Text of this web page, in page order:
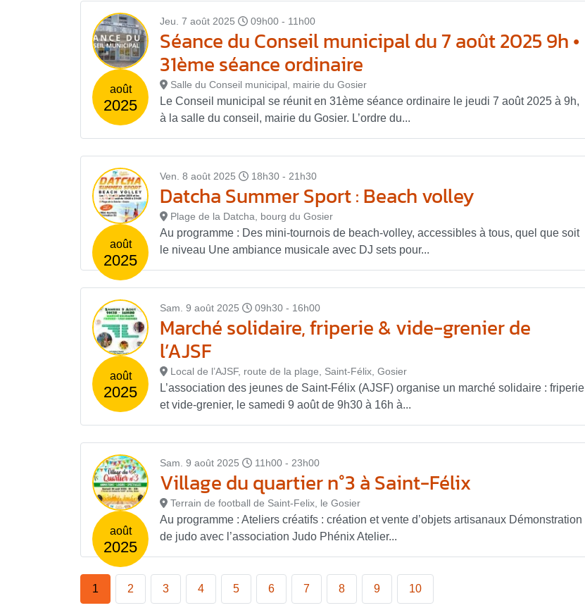
août
2025
Jeu. 7 août 2025 09h00 - 11h00
Séance du Conseil municipal du 7 août 2025 9h •
31ème séance ordinaire
Salle du Conseil municipal, mairie du Gosier
Le Conseil municipal se réunit en 31ème séance ordinaire le jeudi 7 août 2025 à 9h,
à la salle du conseil, mairie du Gosier. L’ordre du...
août
2025
Ven. 8 août 2025 18h30 - 21h30
Datcha Summer Sport : Beach volley
Plage de la Datcha, bourg du Gosier
Au programme : Des mini-tournois de beach-volley, accessibles à tous, quel que soit
le niveau Une ambiance musicale avec DJ sets pour...
août
2025
Sam. 9 août 2025 09h30 - 16h00
Marché solidaire, friperie & vide-grenier de
l’AJSF
Local de l’AJSF, route de la plage, Saint-Félix, Gosier
L’association des jeunes de Saint-Félix (AJSF) organise un marché solidaire : friperie
et vide-grenier, le samedi 9 août de 9h30 à 16h à...
août
2025
Sam. 9 août 2025 11h00 - 23h00
Village du quartier n°3 à Saint-Félix
Terrain de football de Saint-Felix, le Gosier
Au programme : Ateliers créatifs : création et vente d’objets artisanaux Démonstration
de judo avec l’association Judo Phénix Atelier...
1 2 3 4 5 6 7 8 9 10